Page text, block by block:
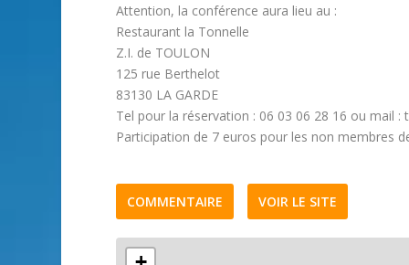
Attention, la conférence aura lieu au :
Restaurant la Tonnelle
Z.I. de TOULON
125 rue Berthelot
83130 LA GARDE
Tel pour la réservation : 06 03 06 28 16 ou mail :
Participation de 7 euros pour les non membres
COMMENTAIRE VOIR LE SITE